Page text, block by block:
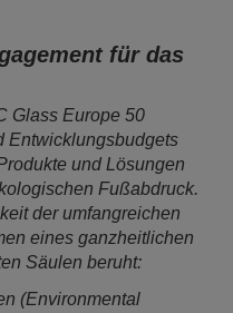
für das
Glass Europe 50
Entwicklungsbudgets
und Lösungen
Fußabdruck.
der umfangreichen
eines ganzheitlichen
Säulen beruht:
(Environmental